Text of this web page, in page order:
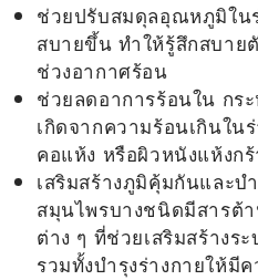
ช่วยปรับสมดุลอุณหภูมิใน
สบายขึ้น ทำให้รู้สึกสบาย
ช่วงอากาศร้อน
ช่วยลดอาการร้อนใน กร
เกิดจากความร้อนเกินใน
คอแห้ง หรือผิวหนังแห้งก
เสริมสร้างภูมิคุ้มกันและบ
สมุนไพรบางชนิดมีสารต้
ต่าง ๆ ที่ช่วยเสริมสร้าง
รวมทั้งบำรุงร่างกายให้มี